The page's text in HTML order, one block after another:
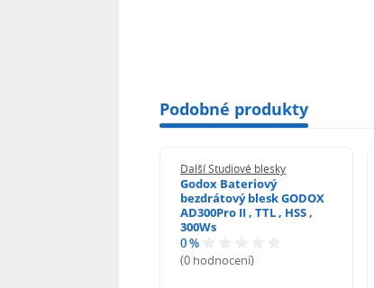
Podobné produkty
Další Studiové blesky
Godox Bateriový
bezdrátový blesk GODOX
AD300Pro II , TTL , HSS ,
300Ws
0 %
(0 hodnocení)